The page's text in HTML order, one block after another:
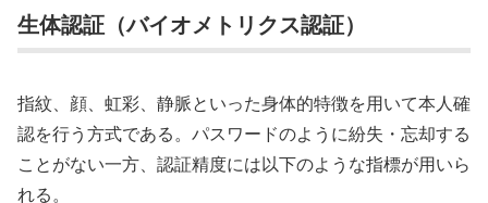
生体認証（バイオメトリクス認証）
指紋、顔、虹彩、静脈といった身体的特徴を用いて本人確
認を行う方式である。パスワードのように紛失・忘却する
ことがない一方、認証精度には以下のような指標が用いら
れる。